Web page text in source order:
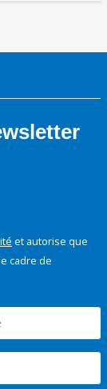
et autorise que
cadre de